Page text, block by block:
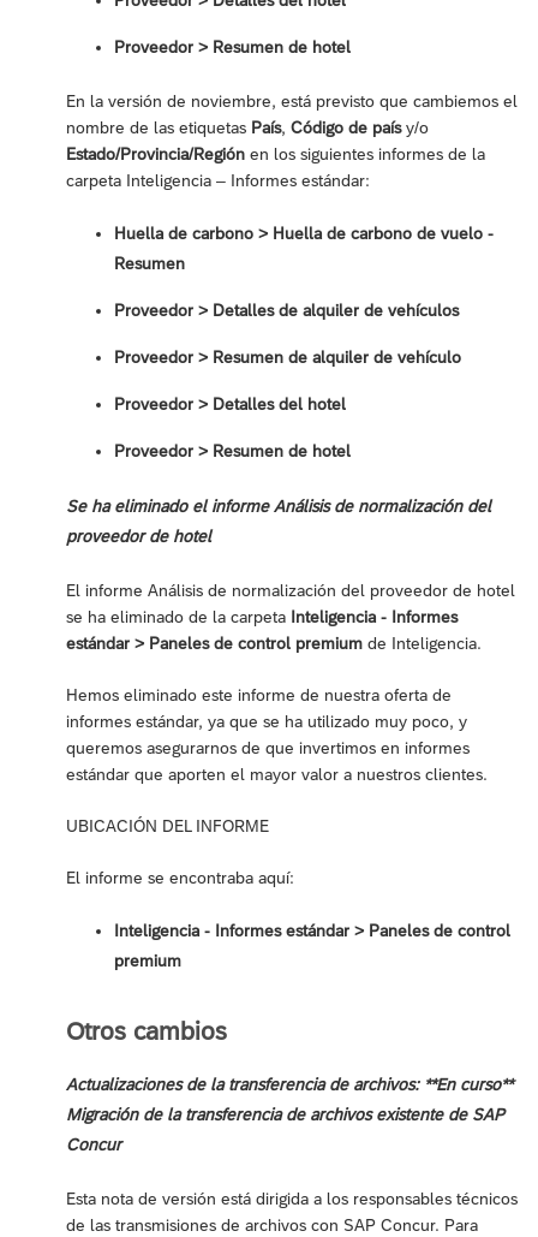
Proveedor > Resumen de hotel
En la versión de noviembre, está previsto que cambiemos el
nombre de las etiquetas País, Código de paísy/o
Estado/Provincia/Región en los siguientes informes de la
carpeta Inteligencia – Informes estándar:
Huella de carbono > Huella de carbono de vuelo -
Resumen
Proveedor > Detalles de alquiler de vehículos
Proveedor > Resumen de alquiler de vehículo
Proveedor > Detalles del hotel
Proveedor > Resumen de hotel
Se ha eliminado el informe Análisis de normalización del
proveedor de hotel
El informe Análisis de normalización del proveedor de hotel
se ha eliminado de la carpeta Inteligencia - Informes
estándar > Paneles de control premium de Inteligencia.
Hemos eliminado este informe de nuestra oferta de
informes estándar, ya que se ha utilizado muy poco, y
queremos asegurarnos de que invertimos en informes
estándar que aporten el mayor valor a nuestros clientes.
UBICACIÓN DEL INFORME
El informe se encontraba aquí:
Inteligencia - Informes estándar ‎> Paneles de control
premium
Otros cambios
Actualizaciones de la transferencia de archivos: **En curso**
Migración de la transferencia de archivos existente de SAP
Concur
Esta nota de versión está dirigida a los responsables técnicos
de las transmisiones de archivos con SAP Concur. Para